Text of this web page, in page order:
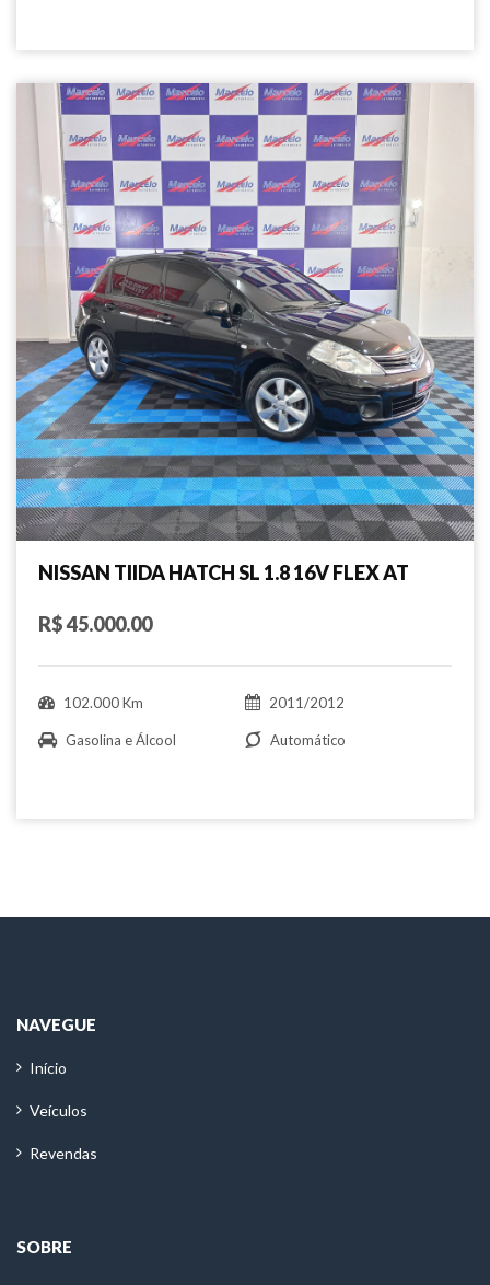
NISSAN TIIDA HATCH SL 1.8 16V FLEX AT
R$ 45.000.00
102.000 Km 2011/2012
Gasolina e Álcool Automático
NAVEGUE
Início
Veículos
Revendas
SOBRE